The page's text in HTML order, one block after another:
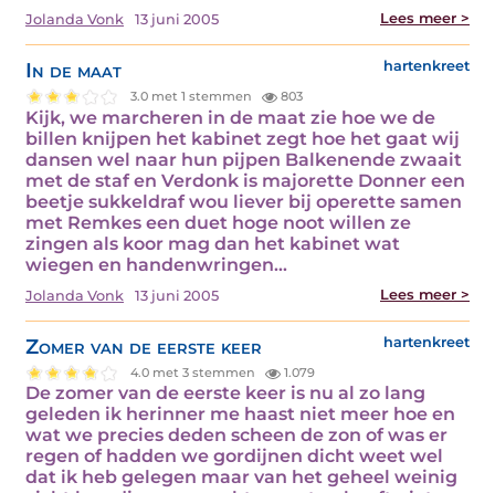
Jolanda Vonk 13 juni 2005 Lees meer >
In de maat hartenkreet
3.0 met 1 stemmen 803
Kijk, we marcheren in de maat zie hoe we de
billen knijpen het kabinet zegt hoe het gaat wij
dansen wel naar hun pijpen Balkenende zwaait
met de staf en Verdonk is majorette Donner een
beetje sukkeldraf wou liever bij operette samen
met Remkes een duet hoge noot willen ze
zingen als koor mag dan het kabinet wat
wiegen en handenwringen…
Jolanda Vonk 13 juni 2005 Lees meer >
Zomer van de eerste keer hartenkreet
4.0 met 3 stemmen 1.079
De zomer van de eerste keer is nu al zo lang
geleden ik herinner me haast niet meer hoe en
wat we precies deden scheen de zon of was er
regen of hadden we gordijnen dicht weet wel
dat ik heb gelegen maar van het geheel weinig